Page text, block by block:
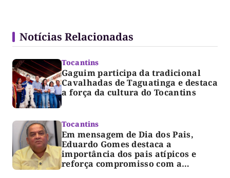
Notícias Relacionadas
Tocantins
Gaguim participa da tradicional
Cavalhadas de Taguatinga e destaca
a força da cultura do Tocantins
Tocantins
Em mensagem de Dia dos Pais,
Eduardo Gomes destaca a
importância dos pais atípicos e
reforça compromisso com a